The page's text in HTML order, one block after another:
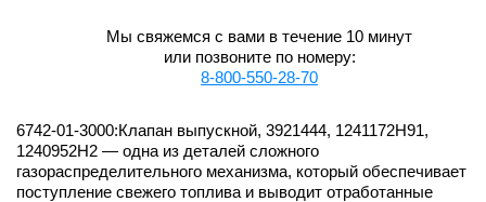
Мы свяжемся с вами в течение 10 минут
или позвоните по номеру:
8-800-550-28-70
6742-01-3000:Клапан выпускной, 3921444, 1241172H91,
1240952H2 — одна из деталей сложного
газораспределительного механизма, который обеспечивает
поступление свежего топлива и выводит отработанные